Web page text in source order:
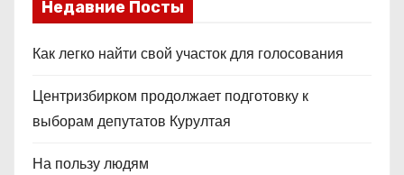
Недавние Посты
Как легко найти свой участок для голосования
Центризбирком продолжает подготовку к
выборам депутатов Курултая
На пользу людям